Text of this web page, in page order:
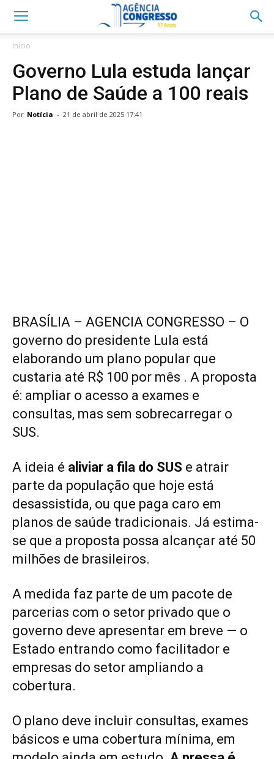
Início
Governo Lula estuda lançar
Plano de Saúde a 100 reais
Por Notícia - 21 de abril de 2025 17:41
BRASÍLIA – AGENCIA CONGRESSO – O
governo do presidente Lula está
elaborando um plano popular que
custaria até R$ 100 por mês . A proposta
é: ampliar o acesso a exames e
consultas, mas sem sobrecarregar o
SUS.
A ideia é aliviar a fila do SUS e atrair
parte da população que hoje está
desassistida, ou que paga caro em
planos de saúde tradicionais. Já estima-
se que a proposta possa alcançar até 50
milhões de brasileiros.
A medida faz parte de um pacote de
parcerias com o setor privado que o
governo deve apresentar em breve — o
Estado entrando como facilitador e
empresas do setor ampliando a
cobertura.
O plano deve incluir consultas, exames
básicos e uma cobertura mínima, em